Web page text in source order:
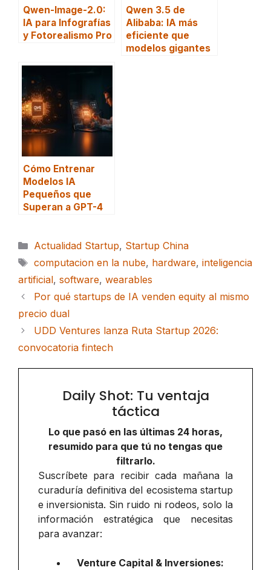
Qwen-Image-2.0:
IA para Infografías
y Fotorealismo Pro
Qwen 3.5 de
Alibaba: IA más
eficiente que
modelos gigantes
Cómo Entrenar
Modelos IA
Pequeños que
Superan a GPT-4
Categorías
Actualidad Startup, Startup China
Etiquetas
computacion en la nube, hardware, inteligencia
artificial, software, wearables
Por qué startups de IA venden equity al mismo
precio dual
UDD Ventures lanza Ruta Startup 2026:
convocatoria fintech
Daily Shot: Tu ventaja
táctica
Lo que pasó en las últimas 24 horas,
resumido para que tú no tengas que
filtrarlo.
Suscríbete para recibir cada mañana la
curaduría definitiva del ecosistema startup
e inversionista. Sin ruido ni rodeos, solo la
información estratégica que necesitas
para avanzar:
Venture Capital & Inversiones: